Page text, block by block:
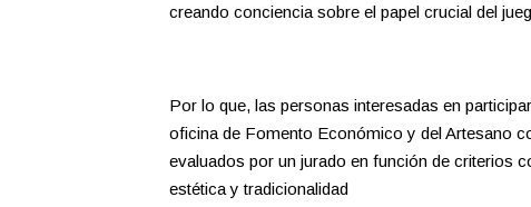
creando conciencia sobre el papel crucial del
Por lo que, las personas interesadas en
oficina de Fomento Económico y del Artesano
evaluados por un jurado en función de criterios
estética y tradicionalidad